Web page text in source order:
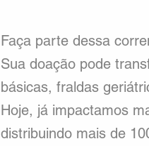
Faça parte dessa
Sua doação pode
básicas, fraldas
Hoje, já impactamos
distribuindo mais de